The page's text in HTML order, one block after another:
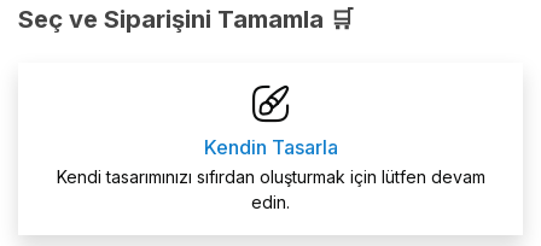
Seç ve Siparişini Tamamla 🛒
Kendin Tasarla
Kendi tasarımınızı sıfırdan oluşturmak için lütfen devam
edin.